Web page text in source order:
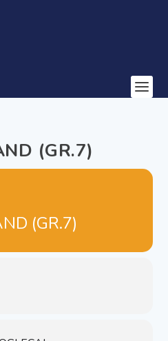
(GR.7)
(GR.7)